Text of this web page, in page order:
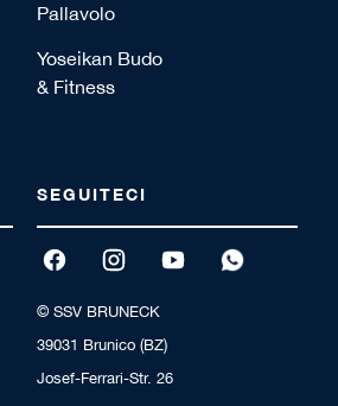
Pallavolo
Yoseikan Budo
& Fitness
SEGUITECI
© SSV BRUNECK
39031 Brunico (BZ)
Josef-Ferrari-Str. 26